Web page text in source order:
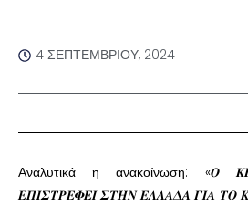
4 ΣΕΠΤΕΜΒΡΊΟΥ, 2024
Αναλυτικά η ανακοίνωση: «𝜪
𝜠𝜫𝜤𝜮𝜯𝜬𝜠𝜱𝜠𝜤 𝜮𝜯𝜢𝜨 𝜠𝜦𝜦𝜜𝜟𝜜 𝜞𝜤𝜜 𝜯𝜪